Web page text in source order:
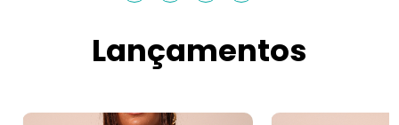
Lançamentos